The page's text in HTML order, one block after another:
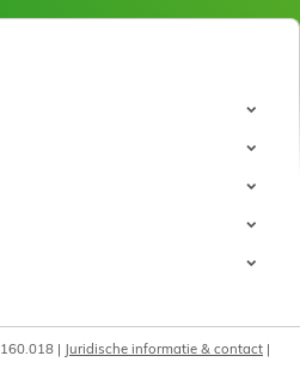
| Juridische informatie & contact